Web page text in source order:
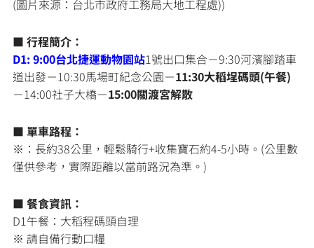
(圖片來源：台北市政府工務局大地工程處))
■ 行程簡介：
D1: 9:00台北捷運動物園站1號出口集合－9:30河濱腳踏車
道出發－10:30馬場町紀念公園－11:30大稻埕碼頭(午餐)
－14:00社子大橋－15:00關渡宮解散
■ 單車路程：
※：長約38公里，輕鬆騎行+收集寶石約4-5小時。(公里數
僅供參考，實際距離以當前路況為準。)
■ 餐食資訊：
D1午餐：大稻程碼頭自理
※ 請自備行動口糧